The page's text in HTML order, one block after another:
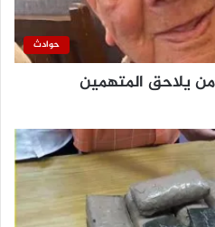
حوادث
يلاحق المتهمين